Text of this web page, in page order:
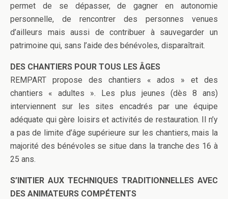
permet de se dépasser, de gagner en autonomie
personnelle, de rencontrer des personnes venues
d’ailleurs mais aussi de contribuer à sauvegarder un
patrimoine qui, sans l’aide des bénévoles, disparaîtrait.
DES CHANTIERS POUR TOUS LES ÂGES
REMPART propose des chantiers « ados » et des
chantiers « adultes ». Les plus jeunes (dès 8 ans)
interviennent sur les sites encadrés par une équipe
adéquate qui gère loisirs et activités de restauration. Il n’y
a pas de limite d’âge supérieure sur les chantiers, mais la
majorité des bénévoles se situe dans la tranche des 16 à
25 ans.
S’INITIER AUX TECHNIQUES TRADITIONNELLES AVEC
DES ANIMATEURS COMPÉTENTS